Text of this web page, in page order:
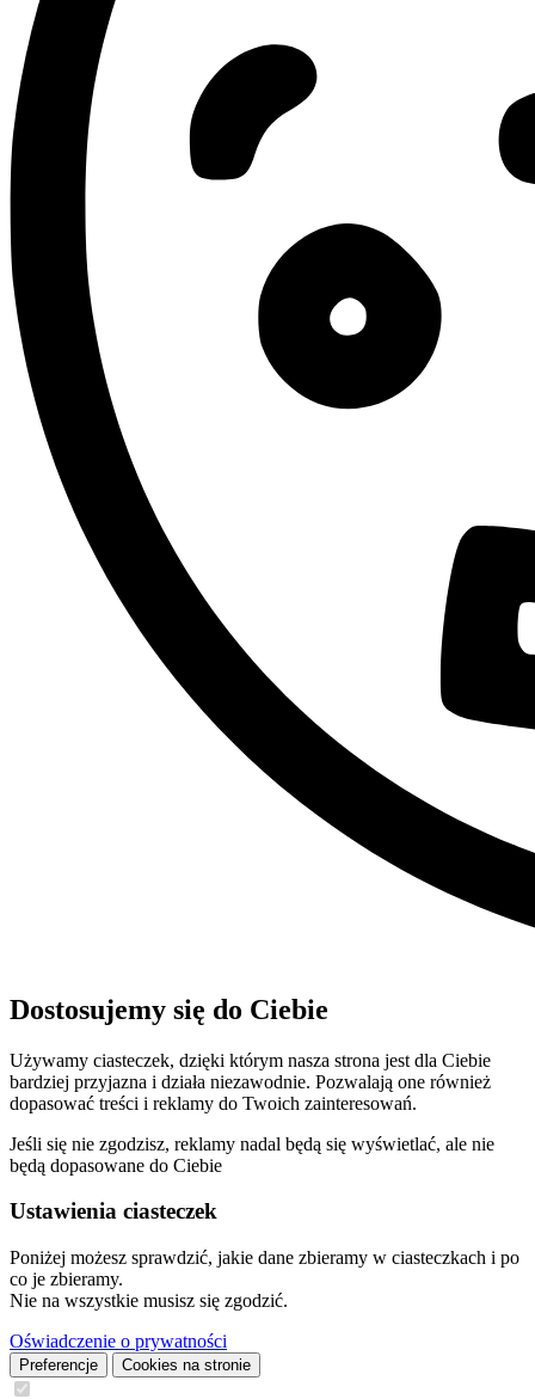
Dostosujemy się do Ciebie
Używamy ciasteczek, dzięki którym nasza strona jest dla Ciebie
bardziej przyjazna i działa niezawodnie. Pozwalają one również
dopasować treści i reklamy do Twoich zainteresowań.
Jeśli się nie zgodzisz, reklamy nadal będą się wyświetlać, ale nie
będą dopasowane do Ciebie
Ustawienia ciasteczek
Poniżej możesz sprawdzić, jakie dane zbieramy w ciasteczkach i po
co je zbieramy.
Nie na wszystkie musisz się zgodzić.
Oświadczenie o prywatności
Preferencje Cookies na stronie